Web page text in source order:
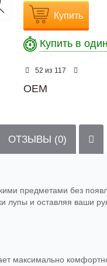
Купить
Купить в
52 из 117
OEM
ОТЗЫВЫ (0)
предметами без
лупы и оставляя ваши
максимально